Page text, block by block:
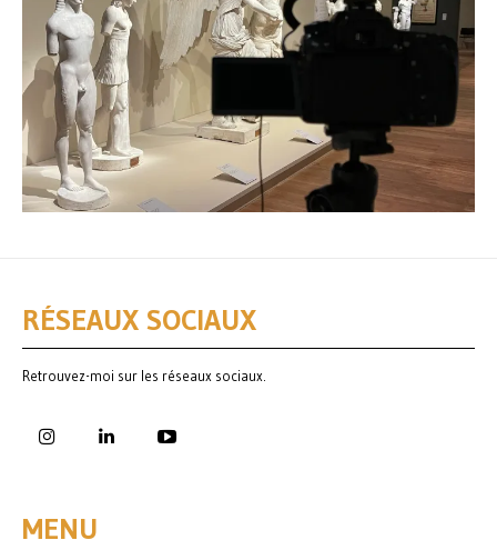
RÉSEAUX SOCIAUX
Retrouvez-moi sur les réseaux sociaux.
MENU